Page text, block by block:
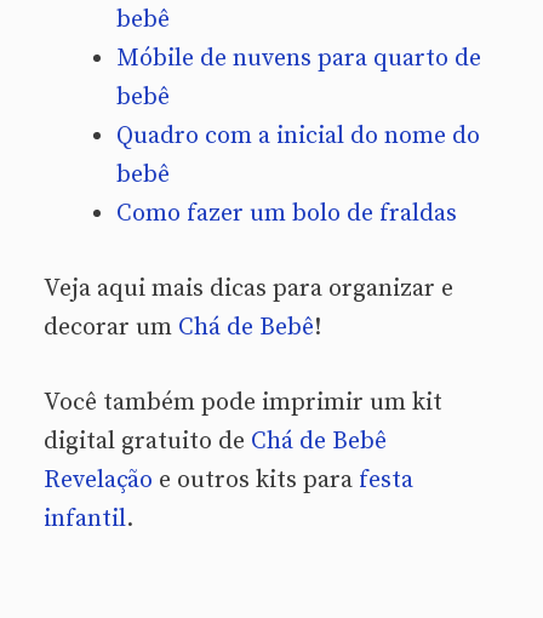
bebê
Móbile de nuvens para quarto de
bebê
Quadro com a inicial do nome do
bebê
Como fazer um bolo de fraldas
Veja aqui mais dicas para organizar e
decorar um Chá de Bebê!
Você também pode imprimir um kit
digital gratuito de Chá de Bebê
Revelação e outros kits para festa
infantil.